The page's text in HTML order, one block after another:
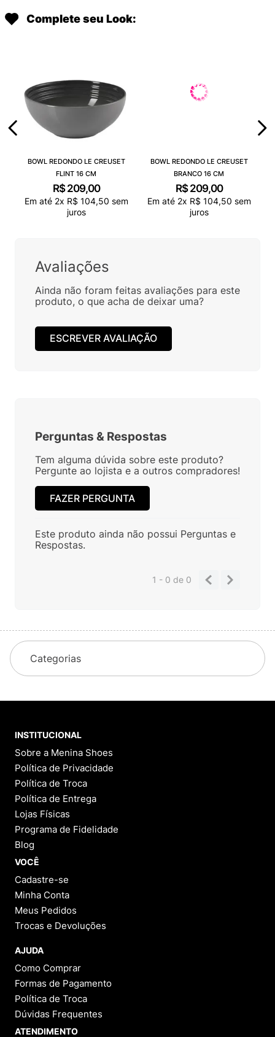
Complete seu Look:
BOWL REDONDO LE CREUSET
FLINT 16 CM
R$ 209,00
Em até 2x R$ 104,50 sem
juros
BOWL REDONDO LE CREUSET
BRANCO 16 CM
R$ 209,00
Em até 2x R$ 104,50 sem
juros
Avaliações
Ainda não foram feitas avaliações para este
produto, o que acha de deixar uma?
ESCREVER AVALIAÇÃO
Perguntas & Respostas
Tem alguma dúvida sobre este produto?
Pergunte ao lojista e a outros compradores!
FAZER PERGUNTA
Este produto ainda não possui Perguntas e
Respostas.
1 - 0de 0
Categorias
INSTITUCIONAL
Sobre a Menina Shoes
Política de Privacidade
Política de Troca
Política de Entrega
Lojas Físicas
Programa de Fidelidade
Blog
VOCÊ
Cadastre-se
Minha Conta
Meus Pedidos
Trocas e Devoluções
AJUDA
Como Comprar
Formas de Pagamento
Política de Troca
Dúvidas Frequentes
ATENDIMENTO